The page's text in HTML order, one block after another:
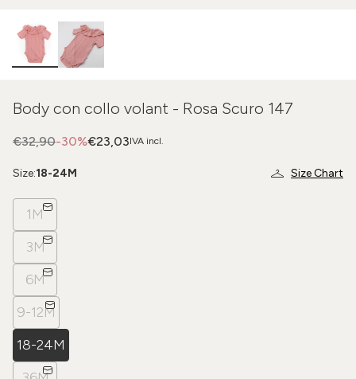
Body con collo volant - Rosa Scuro 147
IVA incl.
-30%
€32,90 €23,03
Size Chart
Size:18-24M
1M
3M
6M
9-12M
18-24M